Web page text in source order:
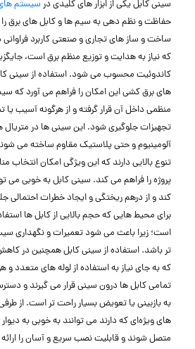
سینی کابل یکی از ابزار های کلیدی در سیستم
حفاظت و نظم ‌دهی به سیم‌ ها و کابل‌ های برق
ساخت ‌و ساز های تجاری و صنعتی کاربرد فراوانی
که نیاز به هدایت و توزیع منظم برق است،
کاندوئیت محسوب می ‌شود. استفاده از سینی
‌های برق ‌کشی این امکان را فراهم می‌ آورد که
منظمی داخل آن قرار گرفته و از هرگونه آسیب یا
تجهیزات جلوگیری شود. این سینی ‌ها در متریال
آلومینیوم و حتی پلاستیک مقاوم ساخته می
تنوع بالایی دارند که این ویژگی امکان انتخاب
پروژه را فراهم می‌ کند. سینی کابل به‌ خوبی می‌
کند و از درهم ‌ریختگی و ایجاد خطرات احتمالی
برای محیط ‌هایی که حجم بالایی از کابل ‌ها
است؛ زیرا باعث می ‌شود تعمیرات و نگهداری
‌تر باشد. استفاده از سینی کابل همچنین در
که به جای نیاز به استفاده از لوله ‌های متعدد
تمامی کابل ‌ها درون سینی قرار می ‌گیرند و
به بازبینی یا تعویض بسیار راحت ‌تر است. از
‌های ویژه‌ای که دارند می ‌توانند به خوبی به
متصل شوند و قابلیت نصب سریع و آسان را